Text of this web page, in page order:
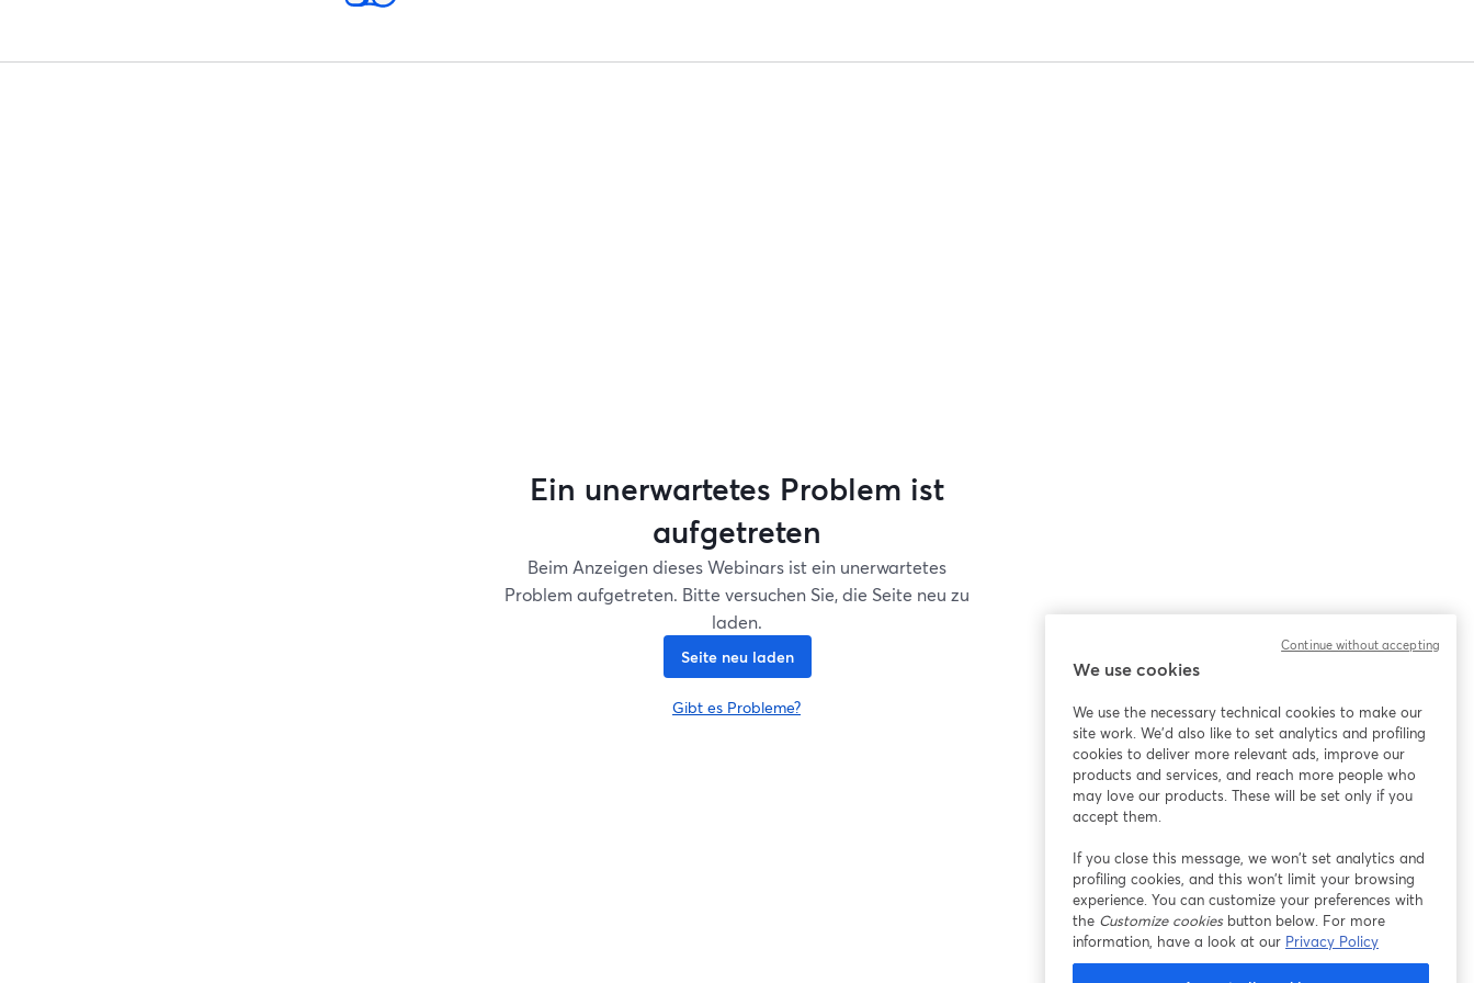
Ein unerwartetes Problem ist
aufgetreten
Beim Anzeigen dieses Webinars ist ein unerwartetes
Problem aufgetreten. Bitte versuchen Sie, die Seite neu zu
laden.
Seite neu laden
Gibt es Probleme?
We use cookies
We use the necessary technical cookies to make our
site work. We'd also like to set analytics and profiling
cookies to deliver more relevant ads, improve our
products and services, and reach more people who
may love our products. These will be set only if you
accept them.
If you close this message, we won’t set analytics and
profiling cookies, and this won’t limit your browsing
experience. You can customize your preferences with
the Customize cookiesbutton below. For more
information, have a look at our Privacy Policy
Continue without accepting